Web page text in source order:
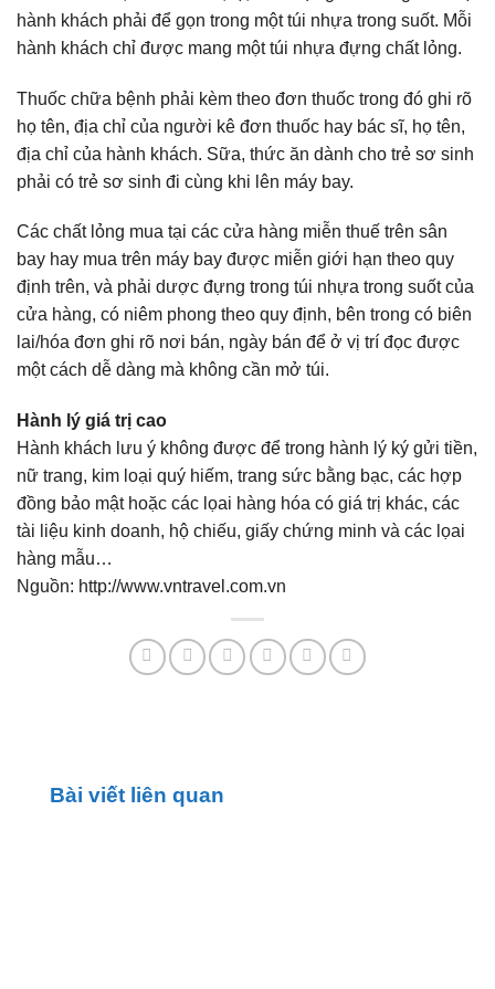
hành khách phải để gọn trong một túi nhựa trong suốt. Mỗi
hành khách chỉ được mang một túi nhựa đựng chất lỏng.
Thuốc chữa bệnh phải kèm theo đơn thuốc trong đó ghi rõ
họ tên, địa chỉ của người kê đơn thuốc hay bác sĩ, họ tên,
địa chỉ của hành khách. Sữa, thức ăn dành cho trẻ sơ sinh
phải có trẻ sơ sinh đi cùng khi lên máy bay.
Các chất lỏng mua tại các cửa hàng miễn thuế trên sân
bay hay mua trên máy bay được miễn giới hạn theo quy
định trên, và phải dược đựng trong túi nhựa trong suốt của
cửa hàng, có niêm phong theo quy định, bên trong có biên
lai/hóa đơn ghi rõ nơi bán, ngày bán để ở vị trí đọc được
một cách dễ dàng mà không cần mở túi.
Hành lý giá trị cao
Hành khách lưu ý không được để trong hành lý ký gửi tiền,
nữ trang, kim loại quý hiếm, trang sức bằng bạc, các hợp
đồng bảo mật hoặc các lọai hàng hóa có giá trị khác, các
tài liệu kinh doanh, hộ chiếu, giấy chứng minh và các lọai
hàng mẫu…
Nguồn: http://www.vntravel.com.vn
Bài viết liên quan